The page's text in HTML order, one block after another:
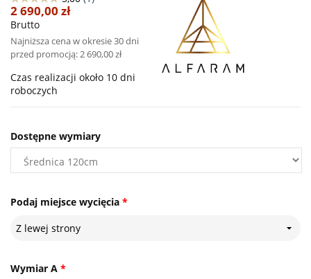
2 690,00 zł
Brutto
Najniższa cena w okresie 30 dni
przed promocją:2 690,00 zł
Czas realizacji około 10 dni
roboczych
*
Podaj miejsce wycięcia
Z lewej strony
*
Wymiar A
Dostępne wymiary